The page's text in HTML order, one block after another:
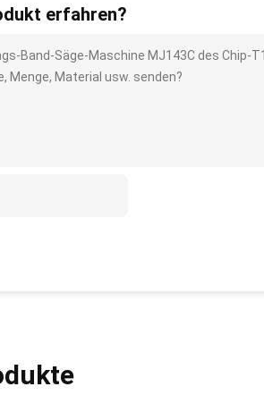
erfahren?
Band-Säge-Maschine MJ143C des Chip-
Menge, Material usw. senden?